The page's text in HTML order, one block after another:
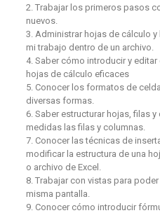
2. Trabajar los primeros pasos
nuevos.
3. Administrar hojas de cálculo
mi trabajo dentro de un archivo.
4. Saber cómo introducir y
hojas de cálculo eficaces
5. Conocer los formatos de
diversas formas.
6. Saber estructurar hojas, filas
medidas las filas y columnas.
7. Conocer las técnicas de
modificar la estructura de una
o archivo de Excel.
8. Trabajar con vistas para
misma pantalla.
9. Conocer cómo introducir